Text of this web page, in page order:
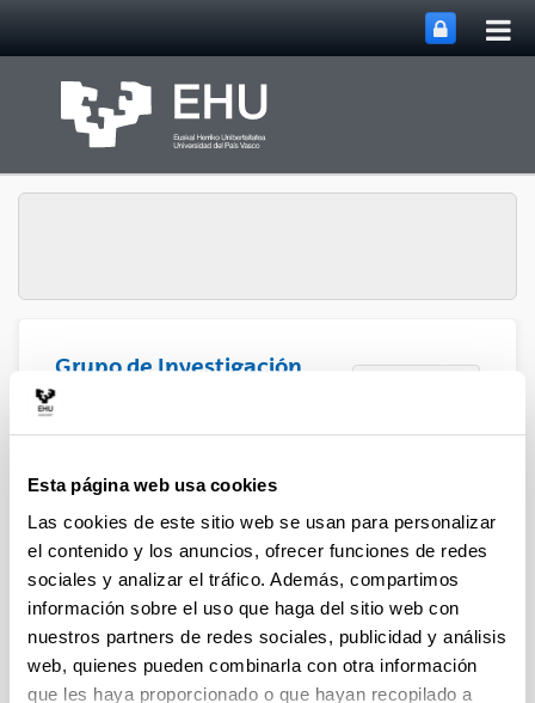
Esta página web usa cookies
Las cookies de este sitio web se usan para personalizar
el contenido y los anuncios, ofrecer funciones de redes
sociales y analizar el tráfico. Además, compartimos
información sobre el uso que haga del sitio web con
nuestros partners de redes sociales, publicidad y análisis
web, quienes pueden combinarla con otra información
que les haya proporcionado o que hayan recopilado a
Grupo de Investigación
SUPREN
Procesos integrados en
biorrefinerías - Capítulos de
libro (a partir del 2004)
Hydrotreating catalytic processes
for oxygen removal in the